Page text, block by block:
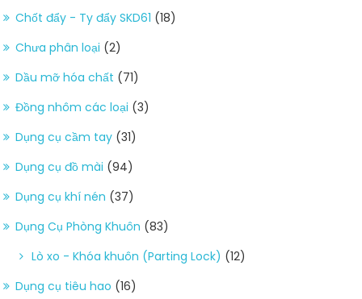
Chốt đẩy - Ty đẩy SKD61 (18)
Chưa phân loại (2)
Dầu mỡ hóa chất (71)
Đồng nhôm các loại (3)
Dụng cụ cầm tay (31)
Dụng cụ đồ mài (94)
Dụng cụ khí nén (37)
Dụng Cụ Phòng Khuôn (83)
Lò xo - Khóa khuôn (Parting Lock) (12)
Dụng cụ tiêu hao (16)